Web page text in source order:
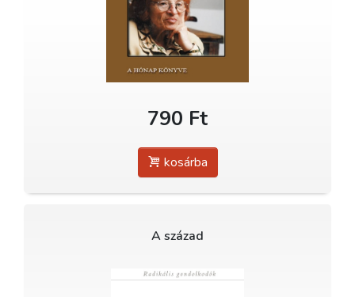
790 Ft
kosárba
A század